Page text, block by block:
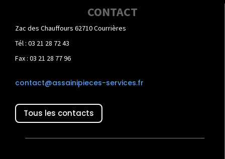
CONTACT
Zac des Chauffours 62710 Courrières
Tél : 03 21 28 72 43
Fax : 03 21 28 77 96
contact@assainipieces-services.fr
Tous les contacts